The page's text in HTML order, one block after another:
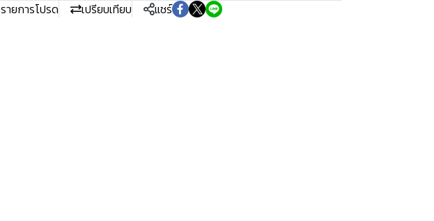
รายการโปรด
เปรียบเทียบ แชร์